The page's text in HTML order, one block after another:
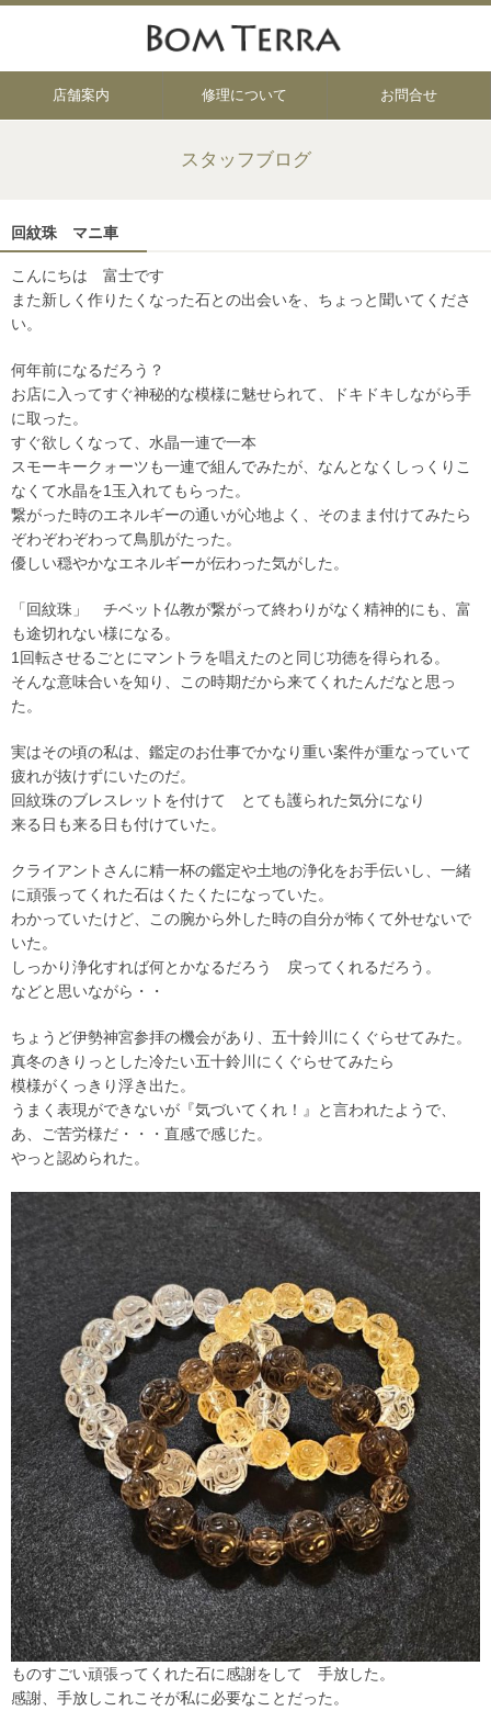
店舗案内 修理について お問合せ
スタッフブログ
回紋珠 マニ車
こんにちは 富士です
また新しく作りたくなった石との出会いを、ちょっと聞いてくださ
い。
何年前になるだろう？
お店に入ってすぐ神秘的な模様に魅せられて、ドキドキしながら手
に取った。
すぐ欲しくなって、水晶一連で一本
スモーキークォーツも一連で組んでみたが、なんとなくしっくりこ
なくて水晶を1玉入れてもらった。
繋がった時のエネルギーの通いが心地よく、そのまま付けてみたら
ぞわぞわぞわって鳥肌がたった。
優しい穏やかなエネルギーが伝わった気がした。
「回紋珠」 チベット仏教が繋がって終わりがなく精神的にも、富
も途切れない様になる。
1回転させるごとにマントラを唱えたのと同じ功徳を得られる。
そんな意味合いを知り、この時期だから来てくれたんだなと思っ
た。
実はその頃の私は、鑑定のお仕事でかなり重い案件が重なっていて
疲れが抜けずにいたのだ。
回紋珠のブレスレットを付けて とても護られた気分になり
来る日も来る日も付けていた。
クライアントさんに精一杯の鑑定や土地の浄化をお手伝いし、一緒
に頑張ってくれた石はくたくたになっていた。
わかっていたけど、この腕から外した時の自分が怖くて外せないで
いた。
しっかり浄化すれば何とかなるだろう 戻ってくれるだろう。
などと思いながら・・
ちょうど伊勢神宮参拝の機会があり、五十鈴川にくぐらせてみた。
真冬のきりっとした冷たい五十鈴川にくぐらせてみたら
模様がくっきり浮き出た。
うまく表現ができないが『気づいてくれ！』と言われたようで、
あ、ご苦労様だ・・・直感で感じた。
やっと認められた。
ものすごい頑張ってくれた石に感謝をして 手放した。
感謝、手放しこれこそが私に必要なことだった。